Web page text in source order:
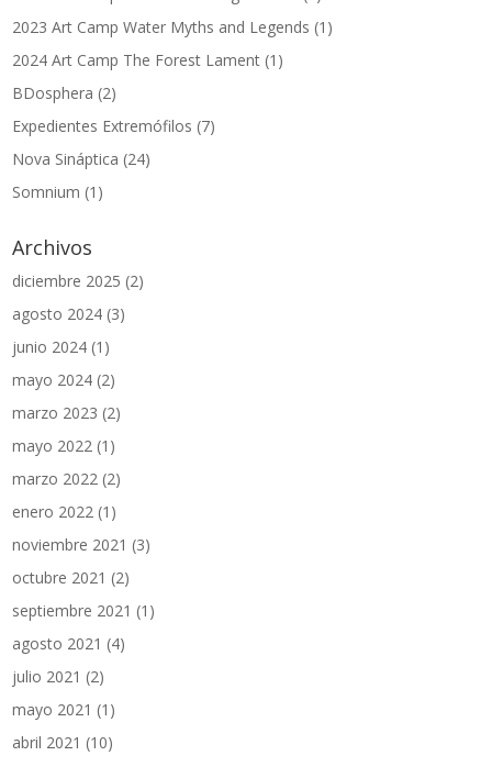
2023 Art Camp Water Myths and Legends (1)
2024 Art Camp The Forest Lament (1)
BDosphera (2)
Expedientes Extremófilos (7)
Nova Sináptica (24)
Somnium (1)
Archivos
diciembre 2025 (2)
agosto 2024 (3)
junio 2024 (1)
mayo 2024 (2)
marzo 2023 (2)
mayo 2022 (1)
marzo 2022 (2)
enero 2022 (1)
noviembre 2021 (3)
octubre 2021 (2)
septiembre 2021 (1)
agosto 2021 (4)
julio 2021 (2)
mayo 2021 (1)
abril 2021 (10)